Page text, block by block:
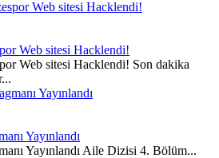
Web sitesi Hacklendi!
Web sitesi Hacklendi! Son dakika
Yayınlandı
Yayınlandı Aile Dizisi 4. Bölüm...